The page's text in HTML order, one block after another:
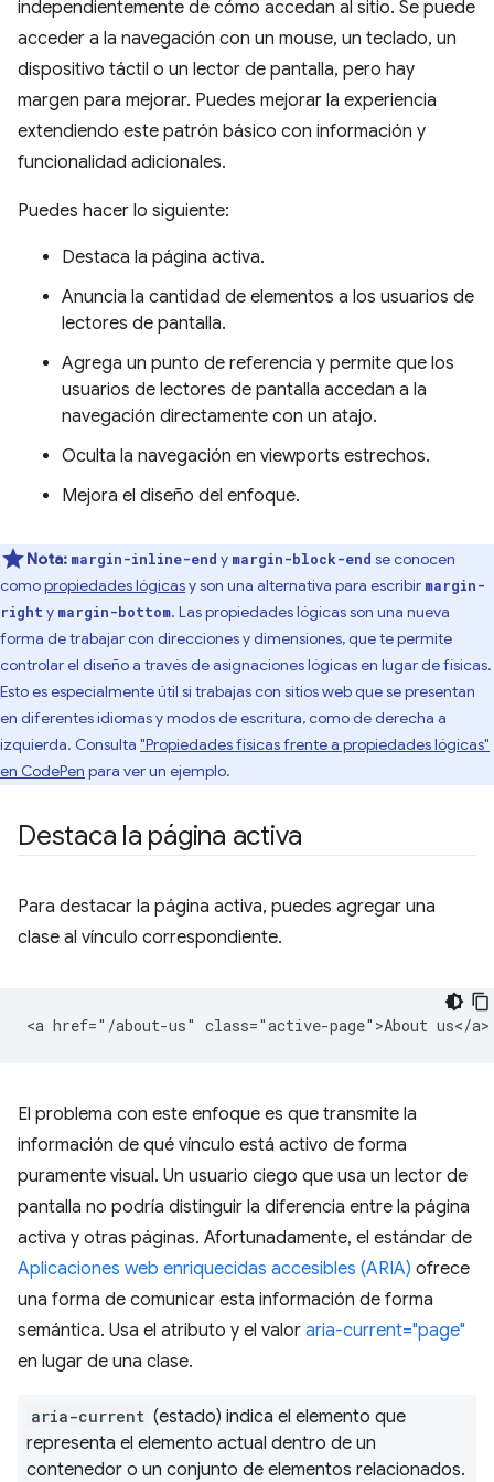
independientemente de cómo accedan al sitio. Se puede
acceder a la navegación con un mouse, un teclado, un
dispositivo táctil o un lector de pantalla, pero hay
margen para mejorar. Puedes mejorar la experiencia
extendiendo este patrón básico con información y
funcionalidad adicionales.
Puedes hacer lo siguiente:
Destaca la página activa.
Anuncia la cantidad de elementos a los usuarios de
lectores de pantalla.
Agrega un punto de referencia y permite que los
usuarios de lectores de pantalla accedan a la
navegación directamente con un atajo.
Oculta la navegación en viewports estrechos.
Mejora el diseño del enfoque.
Nota: margin-inline-end y margin-block-end se conocen
comopropiedades lógicasy son una alternativa para escribir margin-
right y margin-bottom. Las propiedades lógicas son una nueva
forma de trabajar con direcciones y dimensiones, que te permite
controlar el diseño a través de asignaciones lógicas en lugar de físicas.
Esto es especialmente útil si trabajas con sitios web que se presentan
en diferentes idiomas y modos de escritura, como de derecha a
izquierda. Consulta "Propiedades físicas frente a propiedades lógicas"
en CodePen para ver un ejemplo.
Destaca la página activa
Para destacar la página activa, puedes agregar una
clase al vínculo correspondiente.
El problema con este enfoque es que transmite la
información de qué vínculo está activo de forma
puramente visual. Un usuario ciego que usa un lector de
pantalla no podría distinguir la diferencia entre la página
activa y otras páginas. Afortunadamente, el estándar de
Aplicaciones web enriquecidas accesibles (ARIA) ofrece
una forma de comunicar esta información de forma
semántica. Usa el atributo y el valor aria-current="page"
en lugar de una clase.
aria-current (estado) indica el elemento que
representa el elemento actual dentro de un
contenedor o un conjunto de elementos relacionados.